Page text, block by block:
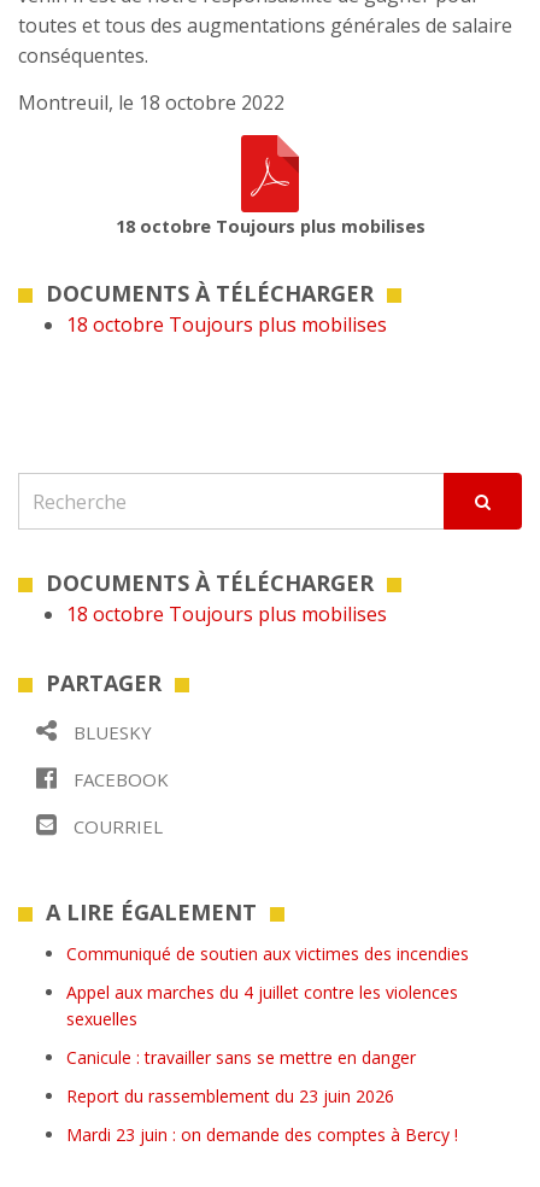
toutes et tous des augmentations générales de salaire
conséquentes.
Montreuil, le 18 octobre 2022
18 octobre Toujours plus mobilises
DOCUMENTS À TÉLÉCHARGER
18 octobre Toujours plus mobilises
DOCUMENTS À TÉLÉCHARGER
18 octobre Toujours plus mobilises
PARTAGER
BLUESKY
FACEBOOK
COURRIEL
A LIRE ÉGALEMENT
Communiqué de soutien aux victimes des incendies
Appel aux marches du 4 juillet contre les violences
sexuelles
Canicule : travailler sans se mettre en danger
Report du rassemblement du 23 juin 2026
Mardi 23 juin : on demande des comptes à Bercy !